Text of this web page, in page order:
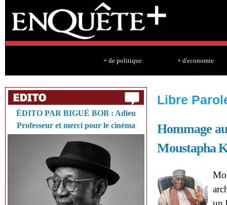
+ de politique + d'economie
ÉDITO PAR BIGUÉ BOB : Adieu
Professeur et merci pour le cinéma
Libre
Hommage
Moustapha